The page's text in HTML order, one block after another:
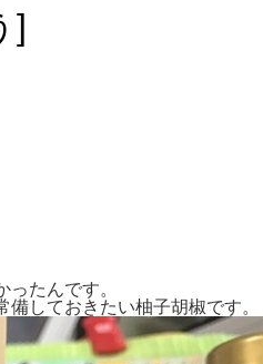
]
たんです。
しておきたい柚子胡椒です。